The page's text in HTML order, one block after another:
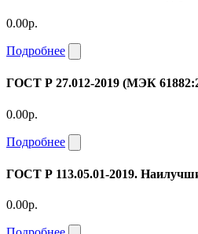
0.00р.
Подробнее
ГОСТ Р 27.012-2019 (МЭК
0.00р.
Подробнее
ГОСТ Р 113.05.01-2019.
0.00р.